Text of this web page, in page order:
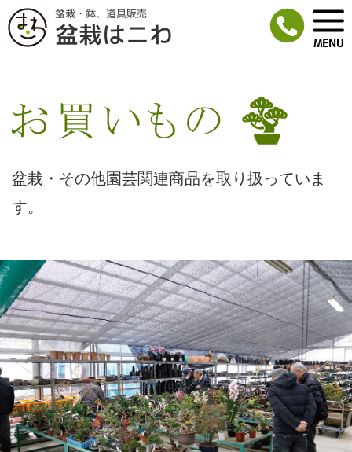
盆栽はニわ株式会社
盆栽・鉢、道具販売
盆栽はニわ MENU
盆栽・その他園芸関連商品を取り扱っていま
す。